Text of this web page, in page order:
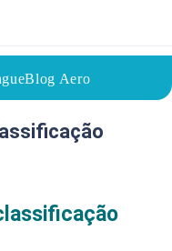
Blog Aero
26/07/2023